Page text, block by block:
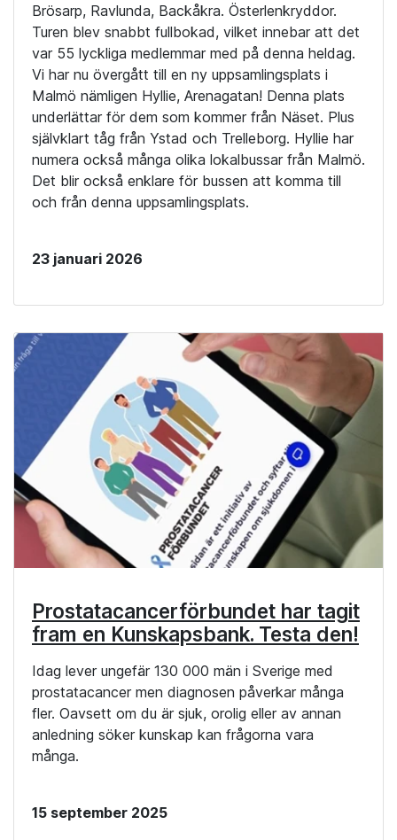
Brösarp, Ravlunda, Backåkra. Österlenkryddor.
Turen blev snabbt fullbokad, vilket innebar att det
var 55 lyckliga medlemmar med på denna heldag.
Vi har nu övergått till en ny uppsamlingsplats i
Malmö nämligen Hyllie, Arenagatan! Denna plats
underlättar för dem som kommer från Näset. Plus
självklart tåg från Ystad och Trelleborg. Hyllie har
numera också många olika lokalbussar från Malmö.
Det blir också enklare för bussen att komma till
och från denna uppsamlingsplats.
23 januari 2026
Prostatacancerförbundet har tagit
fram en Kunskapsbank. Testa den!
Idag lever ungefär 130 000 män i Sverige med
prostatacancer men diagnosen påverkar många
fler. Oavsett om du är sjuk, orolig eller av annan
anledning söker kunskap kan frågorna vara
många.
15 september 2025